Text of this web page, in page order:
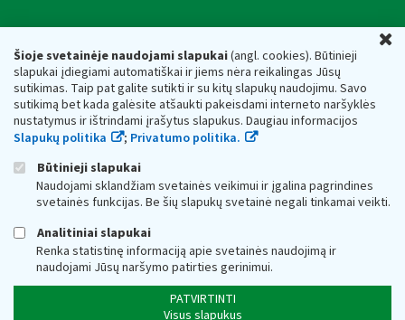
Šioje svetainėje naudojami slapukai(angl. cookies). Būtinieji
slapukai įdiegiami automatiškai ir jiems nėra reikalingas Jūsų
sutikimas. Taip pat galite sutikti ir su kitų slapukų naudojimu. Savo
sutikimą bet kada galėsite atšaukti pakeisdami interneto naršyklės
nustatymus ir ištrindami įrašytus slapukus. Daugiau informacijos
Slapukų politika
; Privatumo politika.
Būtinieji slapukai
Naudojami sklandžiam svetainės veikimui ir įgalina pagrindines
svetainės funkcijas. Be šių slapukų svetainė negali tinkamai veikti.
Analitiniai slapukai
Renka statistinę informaciją apie svetainės naudojimą ir
naudojami Jūsų naršymo patirties gerinimui.
PATVIRTINTI
Visus slapukus
Respublikos finansų ministerijos
Biudžetinė įstaiga. Juridinio asmens kodas — 188659752,
adresas: Vasario 16-osios g. 14, 01107 Vilnius, Lietuva, el.paštas:
vmi@vmi.lt, E. pristatymo dėžutės adresas 188659752
Duomenys apie Valstybinę mokesčių inspekciją prie Lietuvos
Respublikos finansų ministerijos kaupiami ir saugomi Juridinių